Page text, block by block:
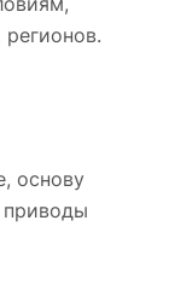
основу
приводы